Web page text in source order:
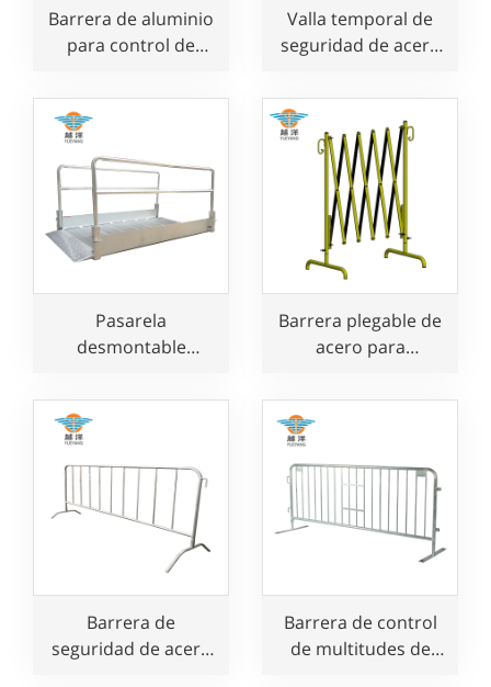
Barrera de aluminio
para control de
Valla temporal de
seguridad de acero
protección de
bordes
Pasarela
desmontable
de alta resistencia
con rampa y
pasamanos
Barrera plegable de
acero para
Barrera de
seguridad de acero
Barrera de control
de multitudes de